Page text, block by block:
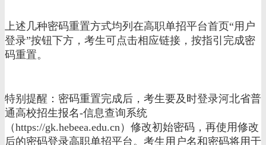
上述几种密码重置方式均列在高职单招平台首页“用户
登录”按钮下方，考生可点击相应链接，按指引完成密
码重置。
特别提醒：密码重置完成后，考生要及时登录河北省普
通高校招生报名-信息查询系统
（https://gk.hebeea.edu.cn）修改初始密码，再使用修改
后的密码登录高职单招平台。考生用户名和密码将用于